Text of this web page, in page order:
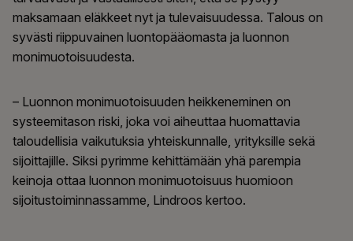
maksamaan eläkkeet nyt ja tulevaisuudessa. Talous on
syvästi riippuvainen luontopääomasta ja luonnon
monimuotoisuudesta.
– Luonnon monimuotoisuuden heikkeneminen on
systeemitason riski, joka voi aiheuttaa huomattavia
taloudellisia vaikutuksia yhteiskunnalle, yrityksille sekä
sijoittajille. Siksi pyrimme kehittämään yhä parempia
keinoja ottaa luonnon monimuotoisuus huomioon
sijoitustoiminnassamme, Lindroos kertoo.